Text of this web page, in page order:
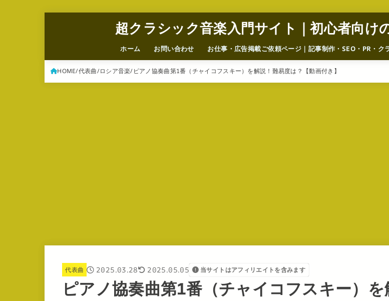
超クラシック音楽入門サイト｜初心者向け
ホーム お問い合わせ お仕事・広告掲載ご依頼ページ｜記事制作・SEO・PR・ク
HOME 代表曲 ロシア音楽 ピアノ協奏曲第1番（チャイコフスキー）を解説！難易度は？【動画付き】
代表曲 2025.03.28 2025.05.05 当サイトはアフィリエイトを含みます
ピアノ協奏曲第1番（チャイコフスキー）を